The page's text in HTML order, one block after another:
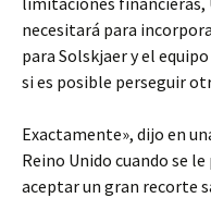
necesitará para
para Solskjaer y el
si es posible perseguir
Exactamente», dijo en
Reino Unido cuando se
aceptar un gran recorte